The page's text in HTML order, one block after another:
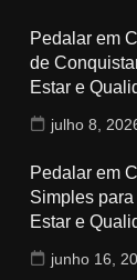
Pedalar em
de
Estar e
julho 8,
Pedalar em
Simples
Estar e
junho 16,